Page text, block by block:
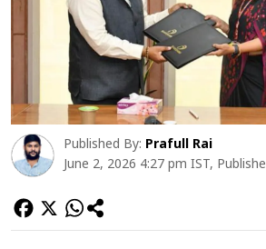
Published By: Prafull Rai
June 2, 2026 4:27 pm IST,